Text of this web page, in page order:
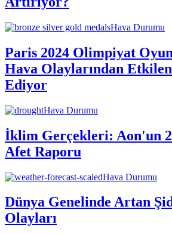
Hava Durumu
Paris 2024 Olimpiyat
Hava Olaylarından
Ediyor
Hava Durumu
İklim Gerçekleri: Aon'un
Afet Raporu
Hava Durumu
Dünya Genelinde Artan
Olayları